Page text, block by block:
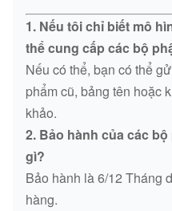
1. Nếu tôi chỉ biết mô
thể cung cấp các bộ
Nếu có thể, bạn có thể
phẩm cũ, bảng tên hoặc
khảo.
2. Bảo hành của các
gì?
Bảo hành là 6/12 Tháng
hàng.